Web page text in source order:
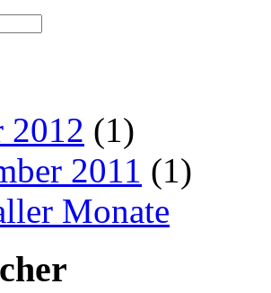
2012 (1)
2011 (1)
Monate